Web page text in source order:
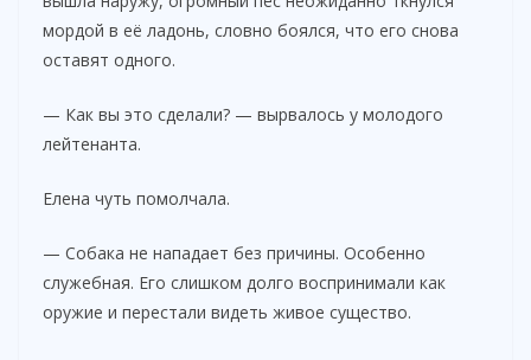
мордой в её ладонь, словно боялся, что его снова
оставят одного.
— Как вы это сделали? — вырвалось у молодого
лейтенанта.
Елена чуть помолчала.
— Собака не нападает без причины. Особенно
служебная. Его слишком долго воспринимали как
оружие и перестали видеть живое существо.